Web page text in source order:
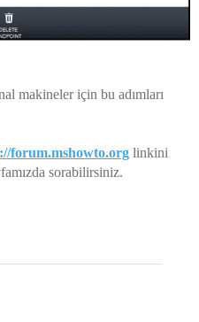
makineler için bu adımları
forum.mshowto.org linkini
sorabilirsiniz.